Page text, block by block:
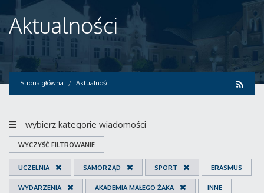
Aktualności
Strona główna Aktualności
wybierz kategorie wiadomości
WYCZYŚĆ FILTROWANIE
UCZELNIA SAMORZĄD SPORT ERASMUS
WYDARZENIA AKADEMIA MAŁEGO ŻAKA INNE